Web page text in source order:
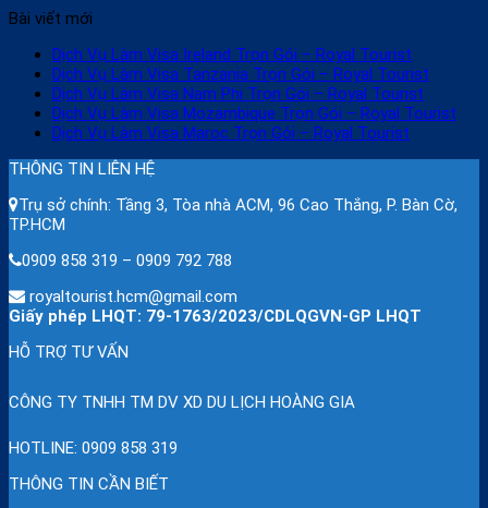
Bài viết mới
Dịch Vụ Làm Visa Ireland Trọn Gói – Royal Tourist
Dịch Vụ Làm Visa Tanzania Trọn Gói – Royal Tourist
Dịch Vụ Làm Visa Nam Phi Trọn Gói – Royal Tourist
Dịch Vụ Làm Visa Mozambique Trọn Gói – Royal Tourist
Dịch Vụ Làm Visa Maroc Trọn Gói – Royal Tourist
THÔNG TIN LIÊN HỆ
Trụ sở chính: Tầng 3, Tòa nhà ACM, 96 Cao Thắng, P. Bàn Cờ,
TP.HCM
0909 858 319 – 0909 792 788
royaltourist.hcm@gmail.com
Giấy phép LHQT: 79-1763/2023/CDLQGVN-GP LHQT
HỖ TRỢ TƯ VẤN
CÔNG TY TNHH TM DV XD DU LỊCH HOÀNG GIA
HOTLINE: 0909 858 319
THÔNG TIN CẦN BIẾT